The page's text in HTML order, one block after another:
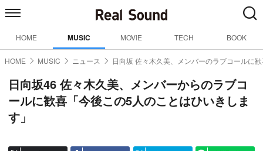
HOME MUSIC MOVIE TECH BOOK
HOME MUSIC ニュース 日向坂 佐々木久美、メンバーのラブコールに
日向坂46 佐々木久美、メンバーからのラブコ
ールに歓喜「今後この5人のことはひいきしま
す」